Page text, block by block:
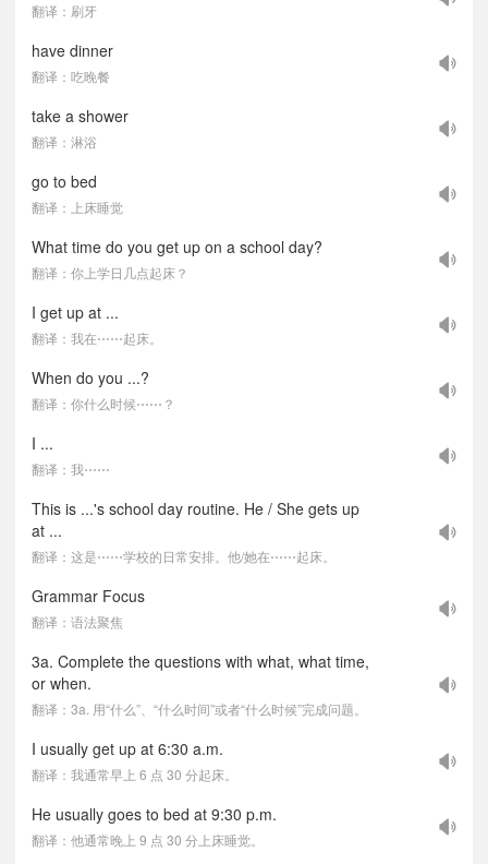
翻译：刷牙
have dinner
翻译：吃晚餐
take a shower
翻译：淋浴
go to bed
翻译：上床睡觉
What time do you get up on a school day?
翻译：你上学日几点起床？
I get up at ...
翻译：我在⋯⋯起床。
When do you ...?
翻译：你什么时候⋯⋯？
I ...
翻译：我⋯⋯
This is ...'s school day routine. He / She gets up
at ...
翻译：这是⋯⋯学校的日常安排。他/她在⋯⋯起床。
Grammar Focus
翻译：语法聚焦
3a. Complete the questions with what, what time,
or when.
翻译：3a. 用“什么”、“什么时间”或者“什么时候”完成问题。
I usually get up at 6:30 a.m.
翻译：我通常早上 6 点 30 分起床。
He usually goes to bed at 9:30 p.m.
翻译：他通常晚上 9 点 30 分上床睡觉。